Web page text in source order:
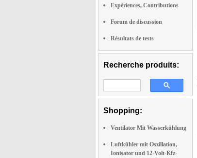
Expériences, Contributions
Forum de discussion
Résultats de tests
Recherche produits:
Shopping:
Ventilator Mit Wasserkühlung
Luftkühler mit Oszillation,
Ionisator und 12-Volt-Kfz-